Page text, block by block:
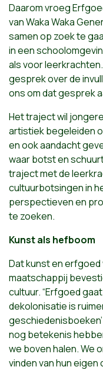
Daarom vroeg
van Waka Waka
samen op zoek te
in een
als voor
gesprek over de
ons om dat gesprek
Het traject wil
artistiek begeleiden
en ook aandacht
waar botst en
traject met de
cultuurbotsingen in
perspectieven en
te zoeken.
Kunst als hefboom
Dat kunst en
maatschappij
cultuur. “Erfgoed
dekolonisatie is
nog betekenis
we boven halen. We
vinden van hun